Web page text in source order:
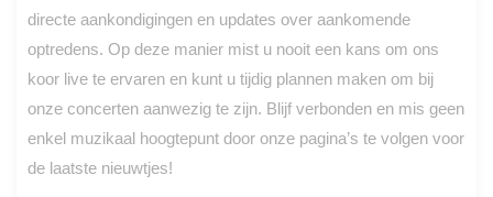
directe aankondigingen en updates over aankomende
optredens. Op deze manier mist u nooit een kans om ons
koor live te ervaren en kunt u tijdig plannen maken om bij
onze concerten aanwezig te zijn. Blijf verbonden en mis geen
enkel muzikaal hoogtepunt door onze pagina’s te volgen voor
de laatste nieuwtjes!